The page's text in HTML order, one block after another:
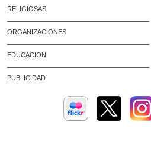
RELIGIOSAS
ORGANIZACIONES
EDUCACION
PUBLICIDAD